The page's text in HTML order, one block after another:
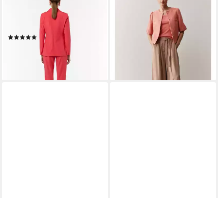
Jackenblazer Indoor-Blazer
Elastischer, taillierter Blazer
aus Viskosemix
(1)
ab 103,99 € 159,99 €
leider ausverkauft
Kurzblazer femininer, edler
Kurzblazer, Ballonärmel
ab 111,99 €
UVP 139,99 €
lieferbar - in 5-6 Werktagen bei dir